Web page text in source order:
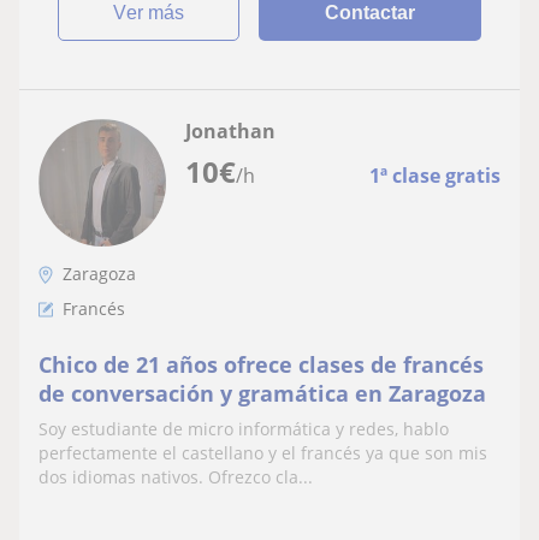
ver más Contactar
10€/h 1ª clase gratis
Jonathan
Zaragoza
Francés
Chico de 21 años ofrece clases de francés
de conversación y gramática en Zaragoza
Soy estudiante de micro informática y redes, hablo
perfectamente el castellano y el francés ya que son mis
dos idiomas nativos. Ofrezco cla...